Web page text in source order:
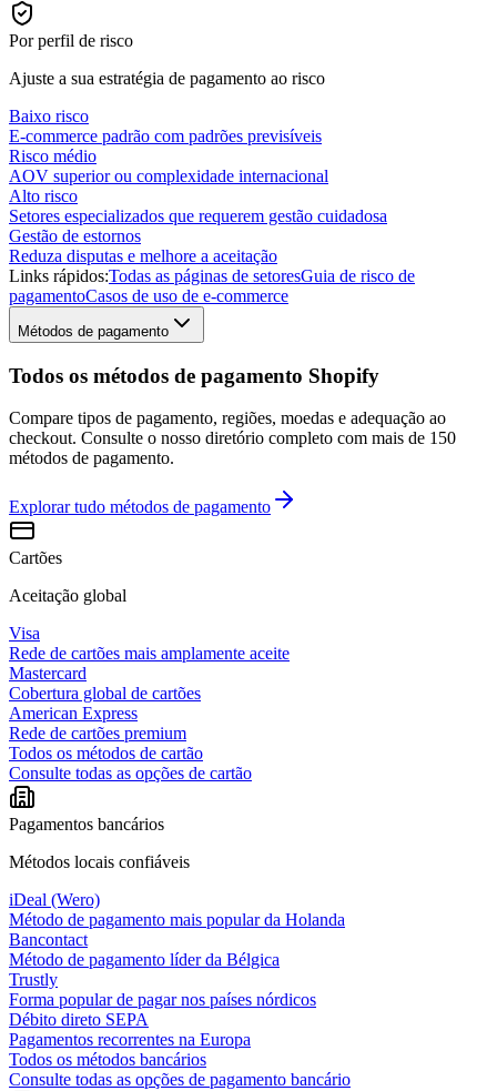
Por perfil de risco
Ajuste a sua estratégia de pagamento ao risco
Baixo risco
E-commerce padrão com padrões previsíveis
Risco médio
AOV superior ou complexidade internacional
Alto risco
Setores especializados que requerem gestão cuidadosa
Gestão de estornos
Reduza disputas e melhore a aceitação
Links rápidos:Todas as páginas de setoresGuia de risco de
pagamentoCasos de uso de e-commerce
Métodos de pagamento
Todos os métodos de pagamento Shopify
Compare tipos de pagamento, regiões, moedas e adequação ao
checkout. Consulte o nosso diretório completo com mais de 150
métodos de pagamento.
Explorar tudo métodos de pagamento
Cartões
Aceitação global
Visa
Rede de cartões mais amplamente aceite
Mastercard
Cobertura global de cartões
American Express
Rede de cartões premium
Todos os métodos de cartão
Consulte todas as opções de cartão
Pagamentos bancários
Métodos locais confiáveis
iDeal (Wero)
Método de pagamento mais popular da Holanda
Bancontact
Método de pagamento líder da Bélgica
Trustly
Forma popular de pagar nos países nórdicos
Débito direto SEPA
Pagamentos recorrentes na Europa
Todos os métodos bancários
Consulte todas as opções de pagamento bancário